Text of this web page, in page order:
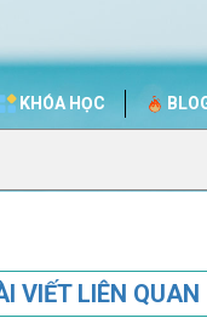
KHÓA HỌC
VIẾT LIÊN QUAN